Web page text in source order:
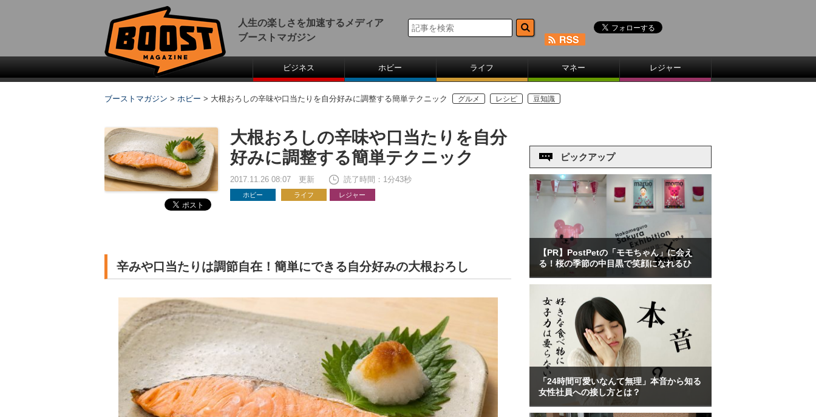
人生の楽しさを加速するメディア
ブーストマガジン
ビジネス ホビー ライフ マネー レジャー
ブーストマガジン > ホビー > 大根おろしの辛味や口当たりを自分好みに調整する簡単テクニック グルメ レシピ 豆知識
大根おろしの辛味や口当たりを自分
好みに調整する簡単テクニック
2017.11.26 08:07 更新 読了時間：1分43秒
ホビー ライフ レジャー
辛みや口当たりは調節自在！簡単にできる自分好みの大根おろし
ピックアップ
【PR】PostPetの「モモちゃん」に会え
る！桜の季節の中目黒で笑顔になれるひ
「24時間可愛いなんて無理」本音から知る
女性社員への接し方とは？